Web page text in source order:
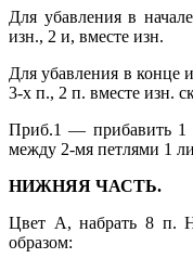
Для убавления в
изн., 2 и, вместе изн.
Для убавления в конце
3-х п., 2 п. вместе изн.
Приб.1 — прибавить 1
между 2-мя петлями 1
НИЖНЯЯ ЧАСТЬ.
Цвет А, набрать 8 п.
образом: